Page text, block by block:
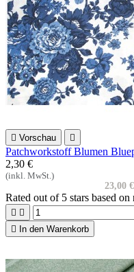
 Vorschau 
Patchworkstoff Blumen
2,30 €
(inkl. MwSt.)
23,00
Rated out of 5 stars based on
 

In den Warenkorb